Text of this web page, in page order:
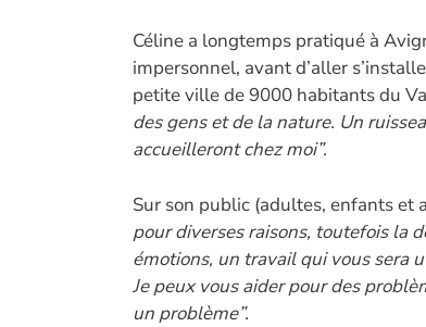
Céline a longtemps pratiqué à
impersonnel, avant d’aller
petite ville de 9000 habitants du
des gens et de la nature. Un
accueilleront chez moi”.
Sur son public (adultes, enfants et
pour diverses raisons, toutefois la
émotions, un travail qui vous sera
Je peux vous aider pour des
un problème”.